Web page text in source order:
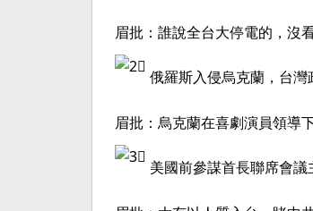
眉批：誰說全台大停電的，沒
俄羅斯入侵烏克蘭，台
眉批：烏克蘭在喜劇演員領導
美國前參謀首長聯席會